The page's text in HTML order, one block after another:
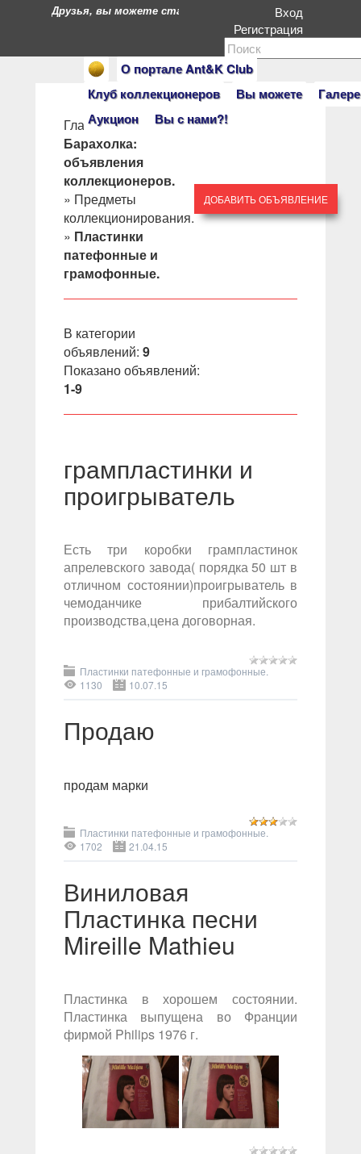
О портале Ant&K Club
Клуб коллекционеров
Вы можете
Аукцион
Вы с нами?!
Друзья, вы можете стать героями нашего портала.
Вход
Регистрация
Главная»
Барахолка:
объявления
коллекционеров.
» Предметы
коллекционирования.
» Пластинки
патефонные и
грамофонные.
ДОБАВИТЬ ОБЪЯВЛЕНИЕ
В категории
объявлений: 9
Показано объявлений:
1-9
грампластинки и
проигрыватель
Есть три коробки грампластинок
апрелевского завода( порядка 50 шт в
отличном состоянии)проигрыватель в
чемоданчике прибалтийского
производства,цена договорная.
Пластинки патефонные и грамофонные.
1130
10.07.15
Продаю
продам марки
Пластинки патефонные и грамофонные.
1702
21.04.15
Виниловая
Пластинка песни
Mireille Mathieu
Пластинка в хорошем состоянии.
Пластинка выпущена во Франции
фирмой Philips 1976 г.